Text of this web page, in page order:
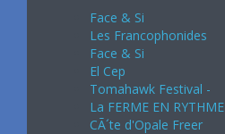
Face & Si
Les Francophonides
Face & Si
El Cep
Tomahawk Festival -
La FERME EN RYTHME
CÃ´te d'Opale Freer